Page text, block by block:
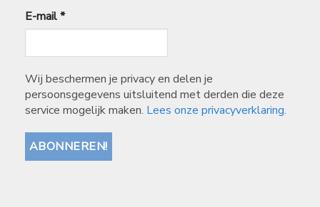
E-mail*
Wij beschermen je privacy en delen je
persoonsgegevens uitsluitend met derden die deze
service mogelijk maken. Lees onze privacyverklaring.